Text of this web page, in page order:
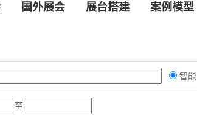
国外展会 展台搭建 案例模型
智能
至